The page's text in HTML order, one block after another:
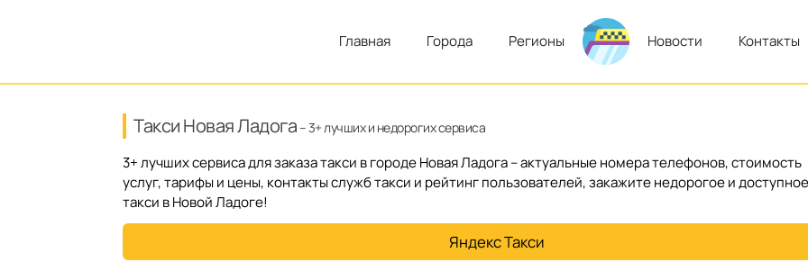
Главная Города Регионы Новости Контакты
Такси Новая Ладога– 3+ лучших и недорогих сервиса
3+ лучших сервиса для заказа такси в городе Новая Ладога – актуальные номера телефонов, стоимость
услуг, тарифы и цены, контакты служб такси и рейтинг пользователей, закажите недорогое и доступное
такси в Новой Ладоге!
Яндекс Такси